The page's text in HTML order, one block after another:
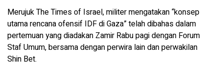
Merujuk The Times of Israel, militer mengatakan “konsep
utama rencana ofensif IDF di Gaza” telah dibahas dalam
pertemuan yang diadakan Zamir Rabu pagi dengan Forum
Staf Umum, bersama dengan perwira lain dan perwakilan
Shin Bet.